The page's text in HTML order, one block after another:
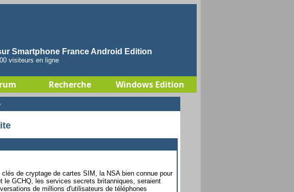
Smartphone France Android Edition
visiteurs en ligne
Recherche Windows Edition
de cryptage de cartes SIM, la NSA bien connue pour
le GCHQ, les services secrets britanniques, seraient
de millions d'utilisateurs de téléphones